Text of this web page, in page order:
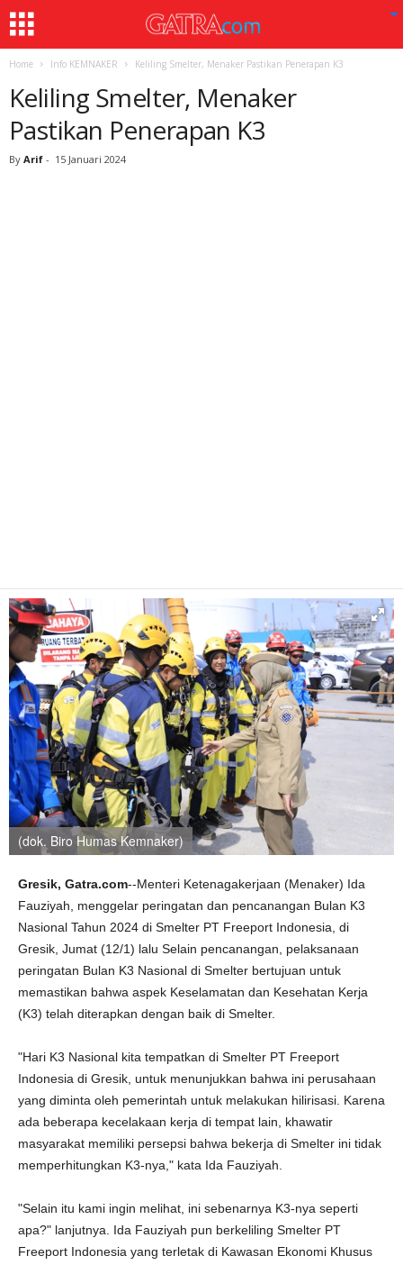
Home Info KEMNAKER Keliling Smelter, Menaker Pastikan Penerapan K3
Keliling Smelter, Menaker
Pastikan Penerapan K3
By Arif - 15 Januari 2024
(dok. Biro Humas Kemnaker)
Gresik, Gatra.com--Menteri Ketenagakerjaan (Menaker) Ida
Fauziyah, menggelar peringatan dan pencanangan Bulan K3
Nasional Tahun 2024 di Smelter PT Freeport Indonesia, di
Gresik, Jumat (12/1) lalu Selain pencanangan, pelaksanaan
peringatan Bulan K3 Nasional di Smelter bertujuan untuk
memastikan bahwa aspek Keselamatan dan Kesehatan Kerja
(K3) telah diterapkan dengan baik di Smelter.
"Hari K3 Nasional kita tempatkan di Smelter PT Freeport
Indonesia di Gresik, untuk menunjukkan bahwa ini perusahaan
yang diminta oleh pemerintah untuk melakukan hilirisasi. Karena
ada beberapa kecelakaan kerja di tempat lain, khawatir
masyarakat memiliki persepsi bahwa bekerja di Smelter ini tidak
memperhitungkan K3-nya," kata Ida Fauziyah.
"Selain itu kami ingin melihat, ini sebenarnya K3-nya seperti
apa?" lanjutnya. Ida Fauziyah pun berkeliling Smelter PT
Freeport Indonesia yang terletak di Kawasan Ekonomi Khusus